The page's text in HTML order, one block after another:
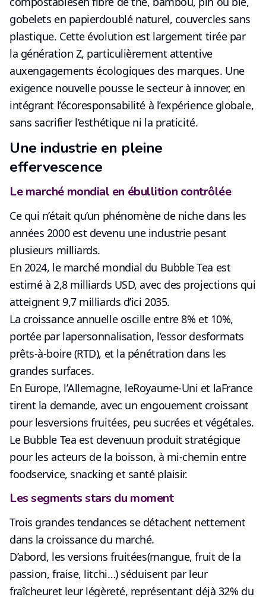
gobelets en papierdoublé naturel, couvercles sans
plastique. Cette évolution est largement tirée par
la génération Z, particulièrement attentive
auxengagements écologiques des marques. Une
exigence nouvelle pousse le secteur à innover, en
intégrant l’écoresponsabilité à l’expérience globale,
sans sacrifier l’esthétique ni la praticité.
Une industrie en pleine
effervescence
Le marché mondial en ébullition contrôlée
Ce qui n’était qu’un phénomène de niche dans les
années 2000 est devenu une industrie pesant
plusieurs milliards.
En 2024, le marché mondial du Bubble Tea est
estimé à 2,8 milliards USD, avec des projections qui
atteignent 9,7 milliards d’ici 2035.
La croissance annuelle oscille entre 8% et 10%,
portée par lapersonnalisation, l’essor desformats
prêts-à-boire (RTD), et la pénétration dans les
grandes surfaces.
En Europe, l’Allemagne, leRoyaume-Uni et laFrance
tirent la demande, avec un engouement croissant
pour lesversions fruitées, peu sucrées et végétales.
Le Bubble Tea est devenuun produit stratégique
pour les acteurs de la boisson, à mi-chemin entre
foodservice, snacking et santé plaisir.
Les segments stars du moment
Trois grandes tendances se détachent nettement
dans la croissance du marché.
D’abord, lesversions fruitées(mangue, fruit de la
passion, fraise, litchi…) séduisent par leur
fraîcheuret leur légèreté, représentant déjà 32% du